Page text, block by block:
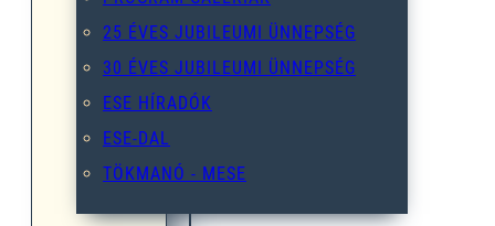
25 ÉVES JUBILEUMI ÜNNEPSÉG
30 ÉVES JUBILEUMI ÜNNEPSÉG
ESE HÍRADÓK
ESE-DAL
TÖKMANÓ - MESE